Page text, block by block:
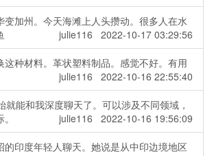
变加州。今天海滩上人头攒动。很多人在水
julie116 2022-10-17 03:29:56
这种材料。革状塑料制品。感觉不好。有用
julie116 2022-10-16 22:55:40
就能和我深度聊天了。可以涉及不同领域，
julie116 2022-10-16 19:56:09
的印度年轻人聊天。她说是从中印边境地区